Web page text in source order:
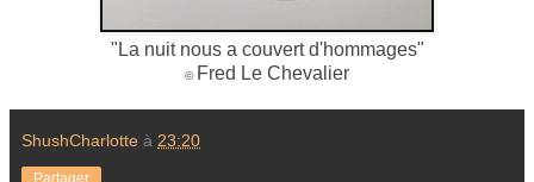
"La nuit nous a couvert d'hommages"
© Fred Le Chevalier
ShushCharlotte à 23:20
Partager